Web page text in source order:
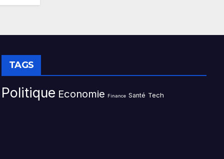
TAGS
Politique Economie Finance Santé Tech